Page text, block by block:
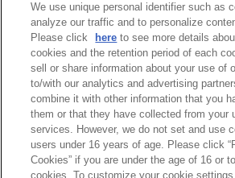
ざいますのでご了承ください。
privacypolicy
Do Not
ウェブサイトご利用条件
ソーシ
個人情報保護方針
お問
©BANDAI
We use unique personal identifier such as
analyze our traffic and to personalize
Please click
here to see more details
cookies and the retention period of each
sell or share information about your use of
to/with our analytics and advertising
combine it with other information that you
them or that they have collected from your
services. However, we do not set and use
users under 16 years of age. Please click
Cookies” if you are under the age of 16 or
cookies. To customize your cookie